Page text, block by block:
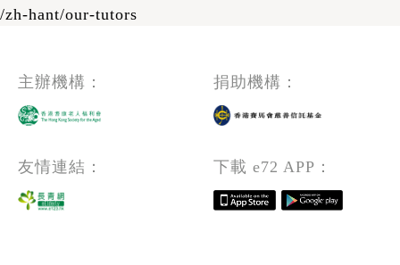
/zh-hant/our-tutors
主辦機構： 捐助機構：
友情連結： 下載 e72 APP：